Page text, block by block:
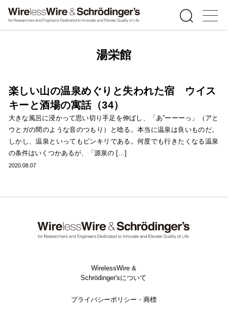
湯栄館
楽しい山の温泉めぐりと失われた宿 ウイス
キーと酒場の寓話（34）
大きな風呂に浸かって思い切り手足を伸ばし、「あ”ーーーっ」（アと
ウとガの間のような音のつもり）と唸る。本当に温泉は良いものだ。
しかし、温泉といってもピンキリである。何度でも行きたくなる温泉
の条件はいくつかあるが、「源泉の […]
2020.08.07
WirelessWire &
Schrödinger'sについて
プライバシーポリシー・商標